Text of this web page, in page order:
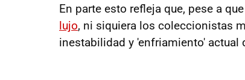
En parte esto refleja que, pese a que
lujo, ni siquiera los coleccionistas
inestabilidad y 'enfriamiento'